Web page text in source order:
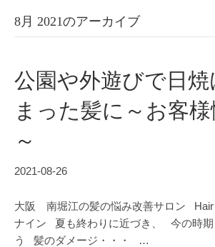
8月 2021のアーカイブ
公園や外遊びで日焼
まった髪に～お客
～
2021-08-26
大阪 南堀江の髪の悩み改善サロン Hair
ナイン 夏も終わりに近づき、 今の時期
う 髪のダメージ・・・ …